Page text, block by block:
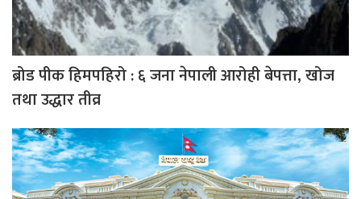
ब्रोड पीक हिमपहिरो : ६ जना नेपाली आरोही बेपत्ता, खोज
तथा उद्धार तीव्र